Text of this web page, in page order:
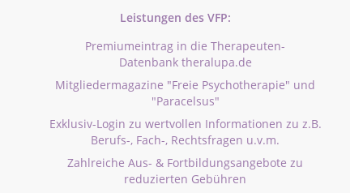
Leistungen des VFP:
Premiumeintrag in die Therapeuten-
Datenbank theralupa.de
Mitgliedermagazine "Freie Psychotherapie" und
"Paracelsus"
Exklusiv-Login zu wertvollen Informationen zu z.B.
Berufs-, Fach-, Rechtsfragen u.v.m.
Zahlreiche Aus- & Fortbildungsangebote zu
reduzierten Gebühren